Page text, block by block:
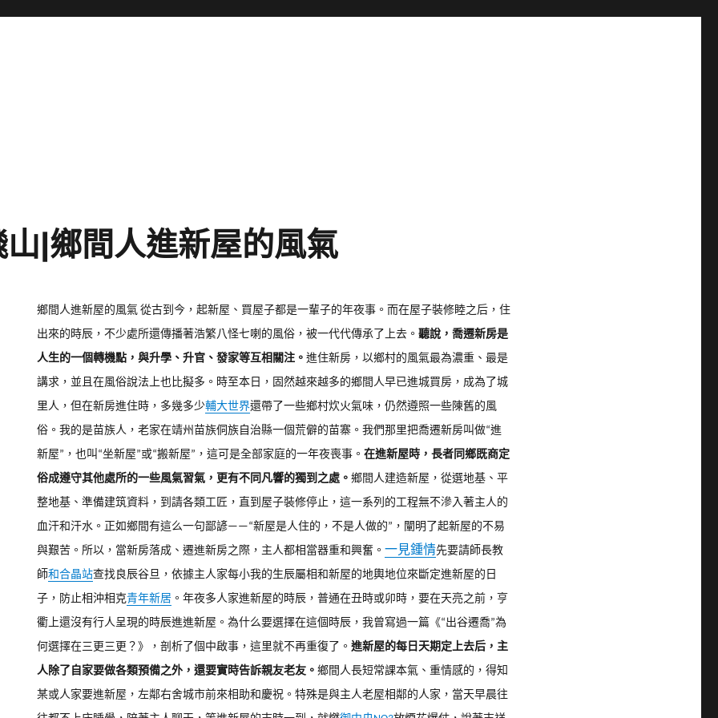
|鄉間人進新屋的風氣
鄉間人進新屋的風氣 從古到今，起新屋、買屋子都是一輩子的年夜事。而在屋子裝修睦之后，住
出來的時辰，不少處所還傳播著浩繁八怪七喇的風俗，被一代代傳承了上去。聽說，喬遷新房是
人生的一個轉機點，與升學、升官、發家等互相關注。進住新房，以鄉村的風氣最為濃重、最是
講求，並且在風俗說法上也比擬多。 時至本日，固然越來越多的鄉間人早已進城買房，成為了城
里人，但在新房進住時，多幾多少輔大世界還帶了一些鄉村炊火氣味，仍然遵照一些陳舊的風
俗。我的是苗族人，老家在靖州苗族侗族自治縣一個荒僻的苗寨。我們那里把喬遷新房叫做“進
新屋”，也叫“坐新屋”或“搬新屋”，這可是全部家庭的一年夜喪事。在進新屋時，長者同鄉既商定
俗成遵守其他處所的一些風氣習氣，更有不同凡響的獨到之處。鄉間人建造新屋，從選地基、平
整地基、準備建筑資料，到請各類工匠，直到屋子裝修停止，這一系列的工程無不滲入著主人的
血汗和汗水。正如鄉間有這么一句鄙諺——“新屋是人住的，不是人做的”，闡明了起新屋的不易
與艱苦。所以，當新房落成、遷進新房之際，主人都相當器重和興奮。一見鍾情先要請師長教
師和合晶站查找良辰谷旦，依據主人家每小我的生辰屬相和新屋的地輿地位來斷定進新屋的日
子，防止相沖相克青年新居 。年夜多人家進新屋的時辰，普通在丑時或卯時，要在天亮之前，亨
衢上還沒有行人呈現的時辰進進新屋。為什么要選擇在這個時辰，我曾寫過一篇《“出谷遷喬”為
何選擇在三更三更？》，剖析了個中啟事，這里就不再重復了。進新屋的每日天期定上去后，主
人除了自家要做各類預備之外，還要實時告訴親友老友。鄉間人長短常課本氣、重情感的，得知
某或人家要進新屋，左鄰右舍城市前來相助和慶祝。特殊是與主人老屋相鄰的人家，當天早晨往